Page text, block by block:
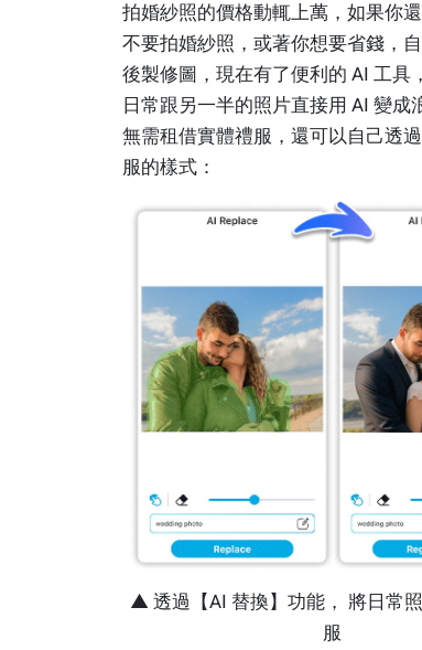
拍婚紗照的價格動輒上萬，如果你
不要拍婚紗照，或著你想要省錢，
後製修圖，現在有了便利的 AI 工具
日常跟另一半的照片直接用 AI 變成
無需租借實體禮服，還可以自己透
服的樣式：
▲ 透過【AI 替換】功能， 將日常
服